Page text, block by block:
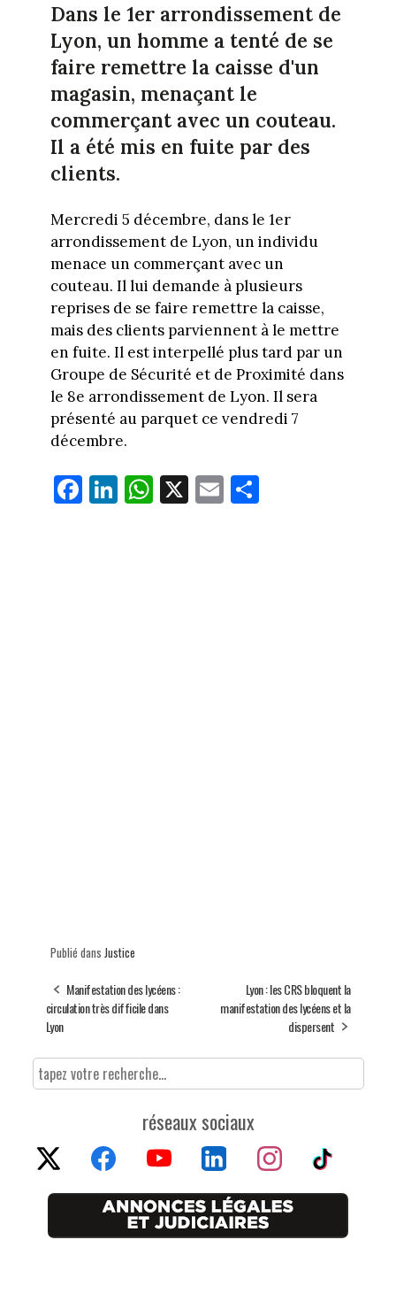
Dans le 1er arrondissement de
Lyon, un homme a tenté de se
faire remettre la caisse d'un
magasin, menaçant le
commerçant avec un couteau.
Il a été mis en fuite par des
clients.
Mercredi 5 décembre, dans le 1er
arrondissement de Lyon, un individu
menace un commerçant avec un
couteau. Il lui demande à plusieurs
reprises de se faire remettre la caisse,
mais des clients parviennent à le mettre
en fuite. Il est interpellé plus tard par un
Groupe de Sécurité et de Proximité dans
le 8e arrondissement de Lyon. Il sera
présenté au parquet ce vendredi 7
décembre.
Fa
ce
Li
nk
W
ha
X E
m
Pa
Publié dans Justice
Manifestation des lycéens :
circulation très difficile dans
Lyon
Lyon : les CRS bloquent la
manifestation des lycéens et la
dispersent
réseaux sociaux